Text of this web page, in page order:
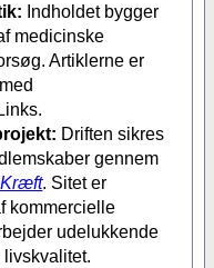
Indholdet bygger
medicinske
Artiklerne er
Driften sikres
gennem
Kræft. Sitet er
kommercielle
udelukkende